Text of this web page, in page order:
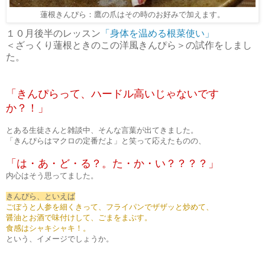
蓮根きんぴら：鷹の爪はその時のお好みで加えます。
１０月後半のレッスン 「身体を温める根菜使い」
＜ざっくり蓮根ときのこの洋風きんぴら＞の試作をしまし
た。
「きんぴらって、ハードル高いじゃないです
か？！」
とある生徒さんと雑談中、そんな言葉が出てきました。
「きんぴらはマクロの定番だよ」と笑って応えたものの、
「は・あ・ど・る？。た・か・い？？？？」
内心はそう思ってました。
きんぴら、といえば
ごぼうと人参を細くきって、フライパンでザザッと炒めて、
醤油とお酒で味付けして、ごまをまぶす。
食感はシャキシャキ！。
という、イメージでしょうか。